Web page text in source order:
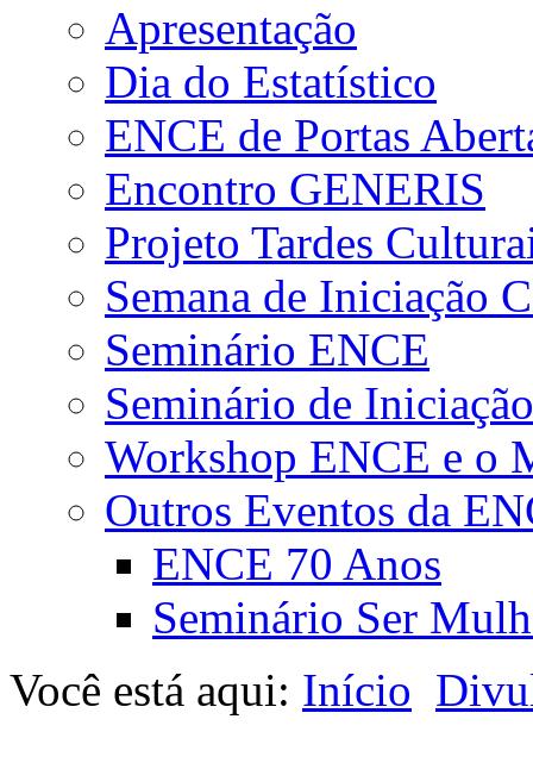
Apresentação
Dia do Estatístico
ENCE de Portas
Encontro GENERIS
Projeto Tardes
Semana de Iniciação
Seminário ENCE
Seminário de
Workshop ENCE e o
Outros Eventos da
ENCE 70 Anos
Seminário Ser
Você está aqui: Início